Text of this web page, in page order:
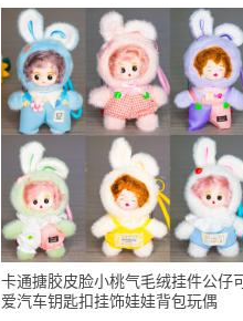
卡通搪胶皮脸小桃气毛绒挂件公仔可
爱汽车钥匙扣挂饰娃娃背包玩偶